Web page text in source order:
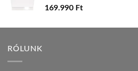
169.990 Ft
RÓLUNK